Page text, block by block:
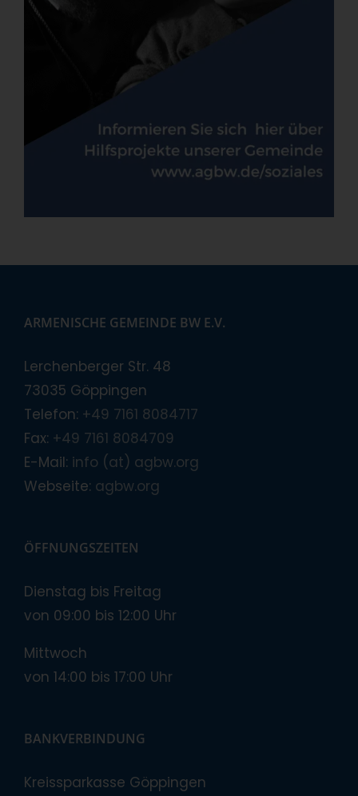
ARMENISCHE GEMEINDE BW E.V.
Lerchenberger Str. 48
73035 Göppingen
Telefon: +49 7161 8084717
Fax: +49 7161 8084709
E-Mail: info (at) agbw.org
Webseite: agbw.org
ÖFFNUNGSZEITEN
Dienstag bis Freitag
von 09:00 bis 12:00 Uhr
Mittwoch
von 14:00 bis 17:00 Uhr
BANKVERBINDUNG
Kreissparkasse Göppingen